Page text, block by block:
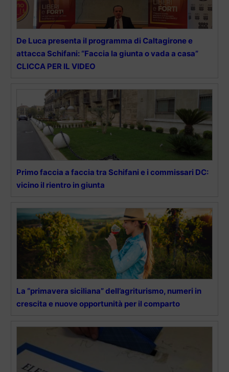
De Luca presenta il programma di Caltagirone e
attacca Schifani: “Faccia la giunta o vada a casa”
CLICCA PER IL VIDEO
Primo faccia a faccia tra Schifani e i commissari DC:
vicino il rientro in giunta
La “primavera siciliana” dell’agriturismo, numeri in
crescita e nuove opportunità per il comparto